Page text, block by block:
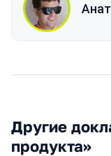
Другие
продукта»